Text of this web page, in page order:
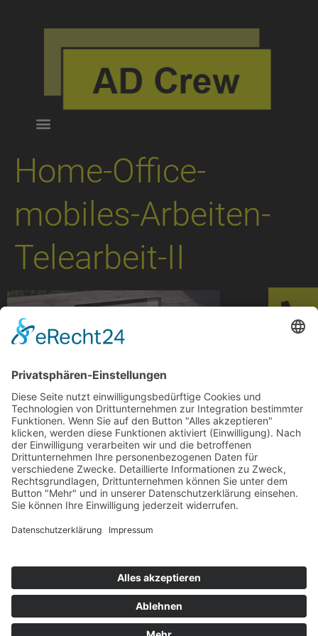
Home-Office-
mobiles-Arbeiten-
Telearbeit-II
Home-Office-mobiles-Arbeiten-Telearbeit-II
Impressum Datenschutz|AGB’s|AGB’s Seminare
Cookie-Einstellungen